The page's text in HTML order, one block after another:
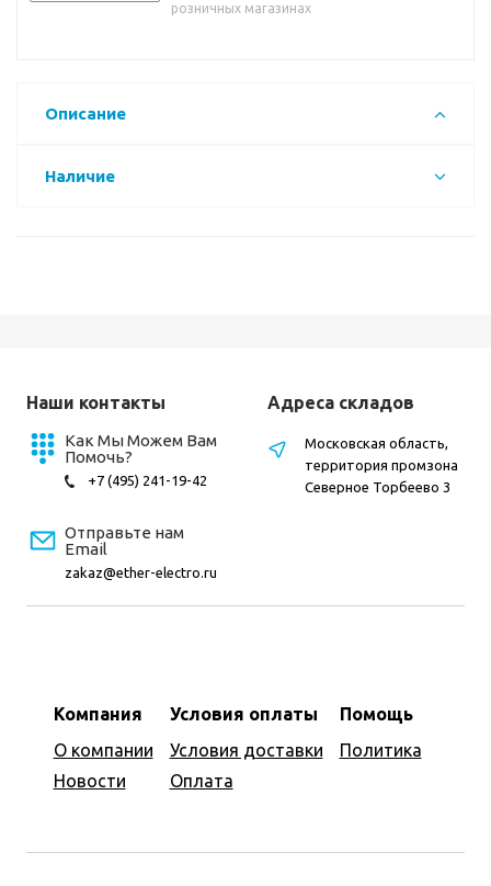
розничных магазинах
Описание
Наличие
Наши контакты
Как Мы Можем Вам
Помочь?
+7 (495) 241-19-42
Отправьте нам
Email
zakaz@ether-electro.ru
Компания
О компании
Новости
Условия оплаты
Условия доставки
Оплата
Помощь
Политика
Адреса складов
Московская область,
территория промзона
Северное Торбеево 3